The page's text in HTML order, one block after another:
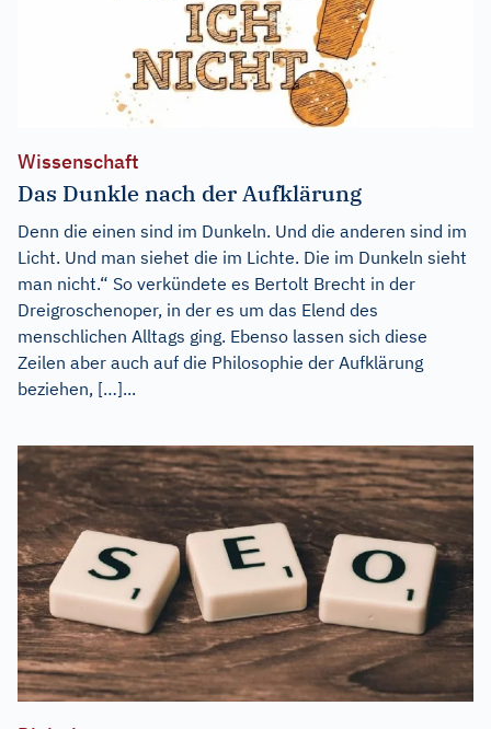
Wissenschaft
Das Dunkle nach der Aufklärung
Denn die einen sind im Dunkeln. Und die anderen sind im
Licht. Und man siehet die im Lichte. Die im Dunkeln sieht
man nicht.“ So verkündete es Bertolt Brecht in der
Dreigroschenoper, in der es um das Elend des
menschlichen Alltags ging. Ebenso lassen sich diese
Zeilen aber auch auf die Philosophie der Aufklärung
beziehen, […]...